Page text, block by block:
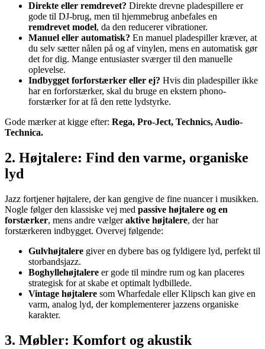
Direkte eller remdrevet? Direkte drevne pladespillere er
gode til DJ-brug, men til hjemmebrug anbefales en
remdrevet model, da den reducerer vibrationer.
Manuel eller automatisk? En manuel pladespiller kræver, at
du selv sætter nålen på og af vinylen, mens en automatisk gør
det for dig. Mange entusiaster sværger til den manuelle
oplevelse.
Indbygget forforstærker eller ej? Hvis din pladespiller ikke
har en forforstærker, skal du bruge en ekstern phono-
forstærker for at få den rette lydstyrke.
Gode mærker at kigge efter: Rega, Pro-Ject, Technics, Audio-
Technica.
2. Højtalere: Find den varme, organiske
lyd
Jazz fortjener højtalere, der kan gengive de fine nuancer i musikken.
Nogle følger den klassiske vej med passive højtalere og en
forstærker, mens andre vælgeraktive højtalere, der har
forstærkeren indbygget. Overvej følgende:
Gulvhøjtalere giver en dybere bas og fyldigere lyd, perfekt til
storbandsjazz.
Boghyllehøjtalere er gode til mindre rum og kan placeres
strategisk for at skabe et optimalt lydbillede.
Vintage højtalere som Wharfedale eller Klipsch kan give en
varm, analog lyd, der komplementerer jazzens organiske
karakter.
3. Møbler: Komfort og akustik